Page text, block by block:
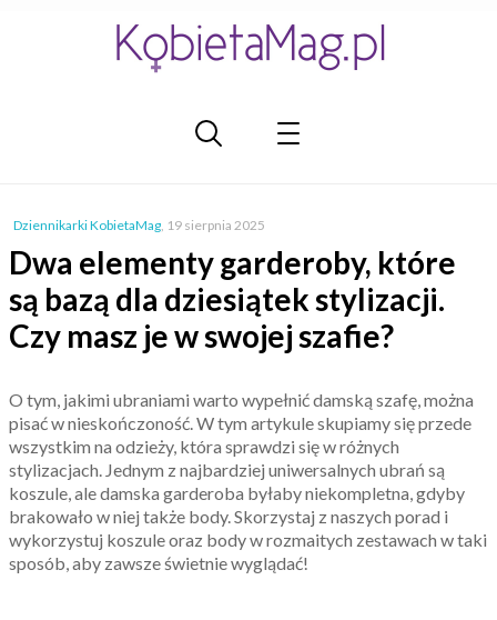
Dziennikarki KobietaMag, 19 sierpnia 2025
Dwa elementy garderoby, które
są bazą dla dziesiątek stylizacji.
Czy masz je w swojej szafie?
O tym, jakimi ubraniami warto wypełnić damską szafę, można
pisać w nieskończoność. W tym artykule skupiamy się przede
wszystkim na odzieży, która sprawdzi się w różnych
stylizacjach. Jednym z najbardziej uniwersalnych ubrań są
koszule, ale damska garderoba byłaby niekompletna, gdyby
brakowało w niej także body. Skorzystaj z naszych porad i
wykorzystuj koszule oraz body w rozmaitych zestawach w taki
sposób, aby zawsze świetnie wyglądać!